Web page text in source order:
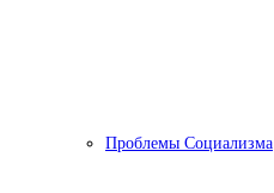
Проблемы Социализма